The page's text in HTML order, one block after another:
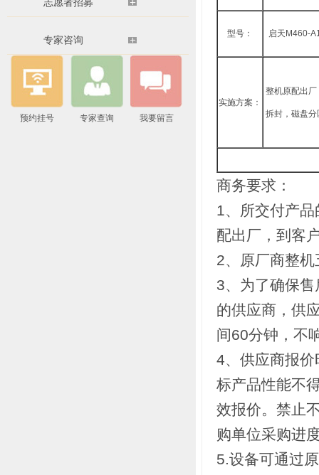
专家咨询
预约挂号 专家查询 我要留言
型号： 启天M460-
实施方案：
整机原配出
拆封，磁盘
商务要求：
1、所交付产
配出厂，到客
2、原厂商整
3、为了确保
的供应商，供
间60分钟，不
4、供应商报
标产品性能不
效报价。禁止
购单位采购进
5.设备可通过